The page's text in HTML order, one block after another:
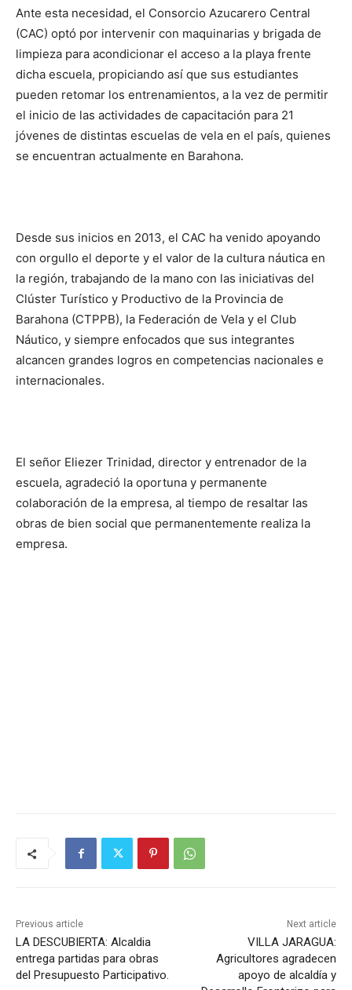
Ante esta necesidad, el Consorcio Azucarero Central
(CAC) optó por intervenir con maquinarias y brigada de
limpieza para acondicionar el acceso a la playa frente
dicha escuela, propiciando así que sus estudiantes
pueden retomar los entrenamientos, a la vez de permitir
el inicio de las actividades de capacitación para 21
jóvenes de distintas escuelas de vela en el país, quienes
se encuentran actualmente en Barahona.
Desde sus inicios en 2013, el CAC ha venido apoyando
con orgullo el deporte y el valor de la cultura náutica en
la región, trabajando de la mano con las iniciativas del
Clúster Turístico y Productivo de la Provincia de
Barahona (CTPPB), la Federación de Vela y el Club
Náutico, y siempre enfocados que sus integrantes
alcancen grandes logros en competencias nacionales e
internacionales.
El señor Eliezer Trinidad, director y entrenador de la
escuela, agradeció la oportuna y permanente
colaboración de la empresa, al tiempo de resaltar las
obras de bien social que permanentemente realiza la
empresa.
Previous article
LA DESCUBIERTA: Alcaldia
entrega partidas para obras
del Presupuesto Participativo.
Next article
VILLA JARAGUA:
Agricultores agradecen
apoyo de alcaldía y